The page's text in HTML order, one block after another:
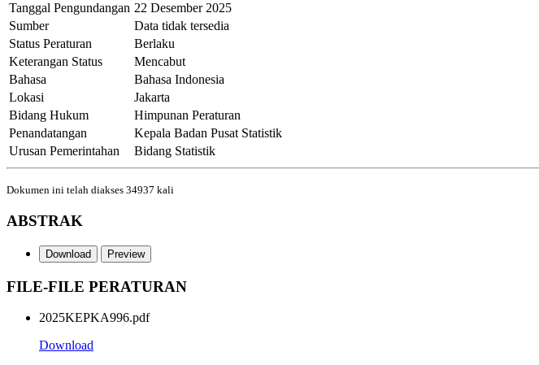
Tanggal Pengundangan 22 Desember 2025
Sumber
Data tidak tersedia
Status Peraturan
Berlaku
Keterangan Status
Mencabut
Bahasa
Bahasa Indonesia
Lokasi
Jakarta
Bidang Hukum
Himpunan Peraturan
Penandatangan
Kepala Badan Pusat Statistik
Urusan Pemerintahan
Bidang Statistik
Dokumen ini telah diakses 34937 kali
ABSTRAK
Download Preview
FILE-FILE PERATURAN
2025KEPKA996.pdf
Download